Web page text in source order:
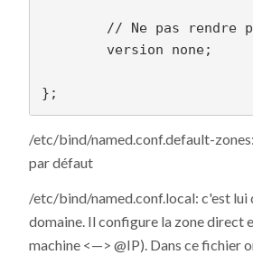
// Ne pas rendre
        version none;
/etc/bind/named.conf.default-
par défaut
/etc/bind/named.conf.local: c'est lui
domaine. Il configure la zone direct
machine <—> @IP). Dans ce fichier